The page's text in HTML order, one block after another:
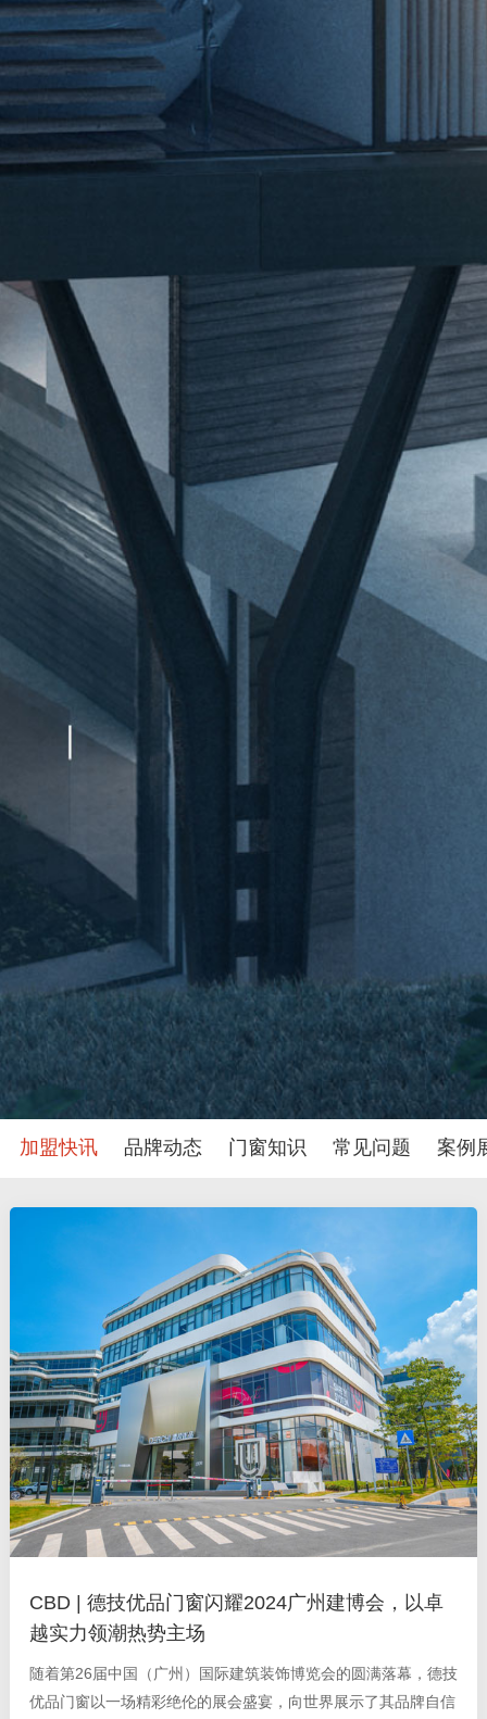
加盟快讯 品牌动态 门窗知识 常见问题 案例
CBD | 德技优品门窗闪耀2024广州建博会，以卓
越实力领潮热势主场
随着第26届中国（广州）国际建筑装饰博览会的圆满落幕，德技
优品门窗以一场精彩绝伦的展会盛宴，向世界展示了其品牌自信